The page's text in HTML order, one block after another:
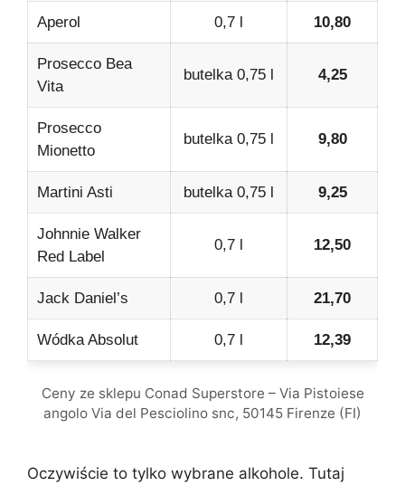
Aperol 0,7 l 10,80
Prosecco Bea
Vita
butelka 0,75 l 4,25
Prosecco
Mionetto
butelka 0,75 l 9,80
Martini Asti butelka 0,75 l 9,25
Johnnie Walker
Red Label
0,7 l 12,50
Jack Daniel’s 0,7 l 21,70
Wódka Absolut 0,7 l 12,39
Ceny ze sklepu Conad Superstore – Via Pistoiese
angolo Via del Pesciolino snc, 50145 Firenze (FI)
Oczywiście to tylko wybrane alkohole. Tutaj